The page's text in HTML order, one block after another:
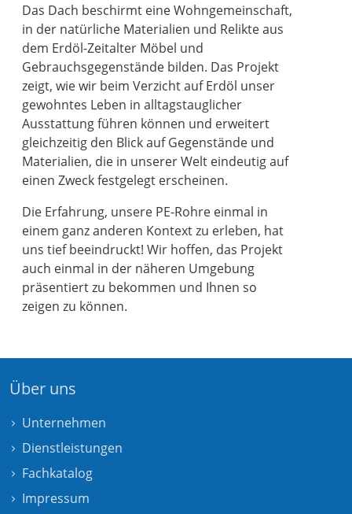
Das Dach beschirmt eine Wohngemeinschaft,
in der natürliche Materialien und Relikte aus
dem Erdöl-Zeitalter Möbel und
Gebrauchsgegenstände bilden. Das Projekt
zeigt, wie wir beim Verzicht auf Erdöl unser
gewohntes Leben in alltagstauglicher
Ausstattung führen können und erweitert
gleichzeitig den Blick auf Gegenstände und
Materialien, die in unserer Welt eindeutig auf
einen Zweck festgelegt erscheinen.
Die Erfahrung, unsere PE-Rohre einmal in
einem ganz anderen Kontext zu erleben, hat
uns tief beeindruckt! Wir hoffen, das Projekt
auch einmal in der näheren Umgebung
präsentiert zu bekommen und Ihnen so
zeigen zu können.
Über uns
Unternehmen
Dienstleistungen
Fachkatalog
Impressum